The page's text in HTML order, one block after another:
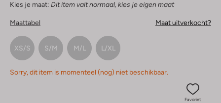
Kies je maat: Dit item valt normaal, kies je eigen maat
Maattabel Maat uitverkocht?
XS/S S/M M/L L/XL
Sorry, dit item is momenteel (nog) niet beschikbaar.
Favoriet